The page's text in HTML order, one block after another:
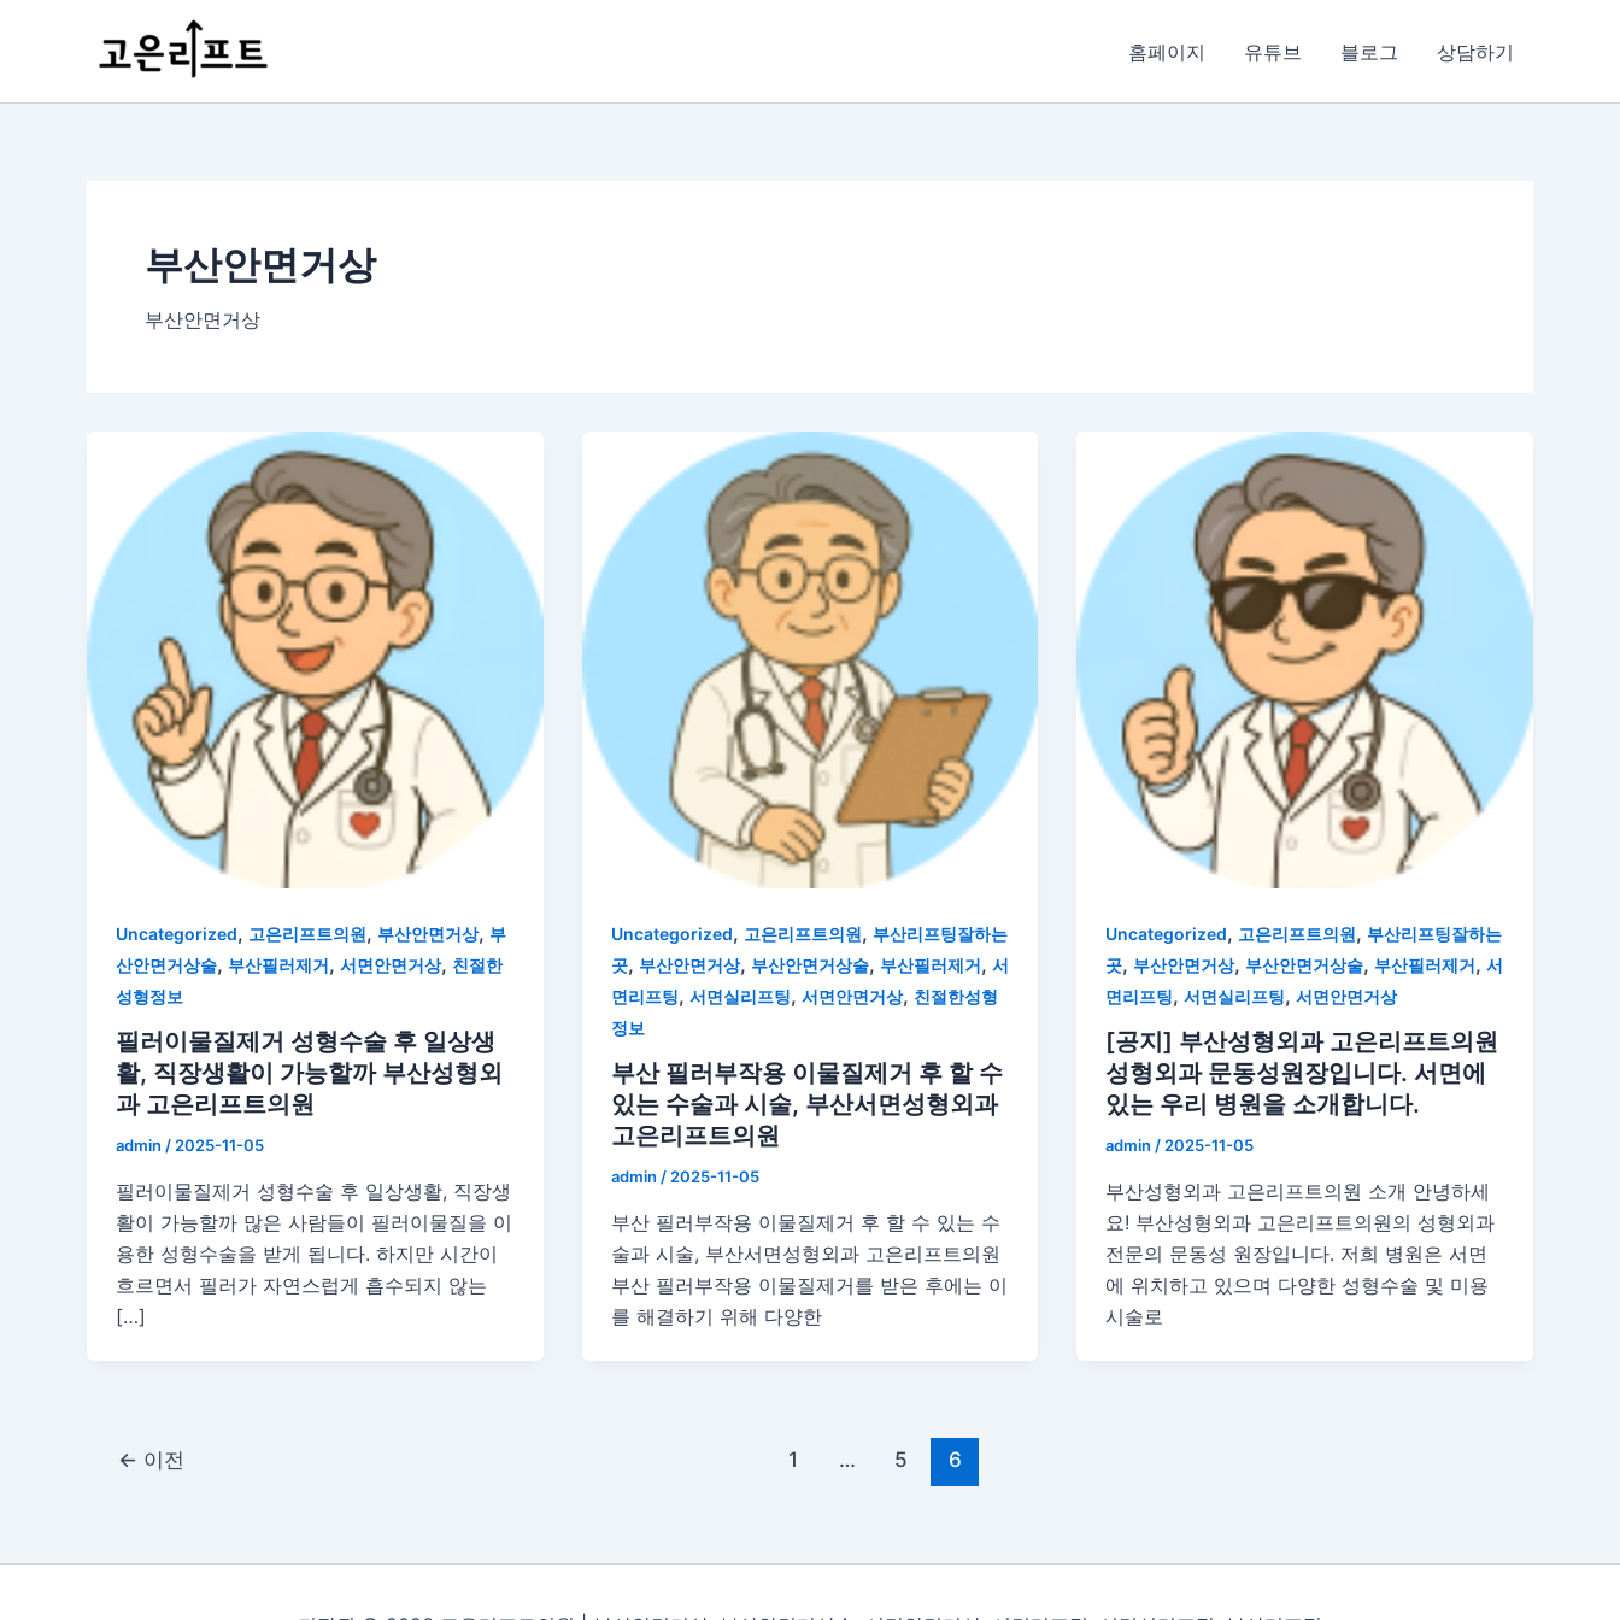
로
홈페이지 유튜브 블로그 상담하기
부산안면거상
부산안면거상
Uncategorized, 고은리프트의원, 부산안면거상, 부
산안면거상술, 부산필러제거, 서면안면거상, 친절한
성형정보
필러이물질제거 성형수술 후 일상생
활, 직장생활이 가능할까 부산성형외
과 고은리프트의원
admin /2025-11-05
필러이물질제거 성형수술 후 일상생활, 직장생
활이 가능할까 많은 사람들이 필러이물질을 이
용한 성형수술을 받게 됩니다. 하지만 시간이
흐르면서 필러가 자연스럽게 흡수되지 않는
[…]
Uncategorized, 고은리프트의원, 부산리프팅잘하는
곳, 부산안면거상, 부산안면거상술, 부산필러제거, 서
면리프팅, 서면실리프팅, 서면안면거상, 친절한성형
정보
부산 필러부작용 이물질제거 후 할 수
있는 수술과 시술, 부산서면성형외과
고은리프트의원
admin /2025-11-05
부산 필러부작용 이물질제거 후 할 수 있는 수
술과 시술, 부산서면성형외과 고은리프트의원
부산 필러부작용 이물질제거를 받은 후에는 이
를 해결하기 위해 다양한
Uncategorized, 고은리프트의원, 부산리프팅잘하는
곳, 부산안면거상, 부산안면거상술, 부산필러제거,서
면리프팅,서면실리프팅,서면안면거상
[공지] 부산성형외과 고은리프트의원
성형외과 문동성원장입니다. 서면에
있는 우리 병원을 소개합니다.
admin/2025-11-05
부산성형외과 고은리프트의원 소개 안녕하세
요! 부산성형외과 고은리프트의원의 성형외과
전문의 문동성 원장입니다. 저희 병원은 서면
에 위치하고 있으며 다양한 성형수술 및 미용
시술로
스
페
← 이전 1 … 5 6